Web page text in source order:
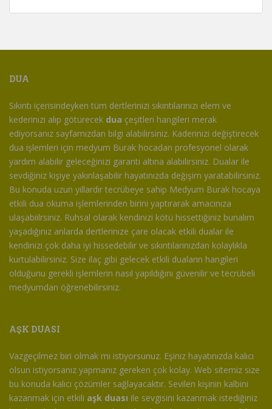
DUA
Sıkıntı içerisindeyken tüm dertlerinizi sıkıntılarınızı elem ve
kederinizi alıp götürecek dua çeşitleri hangileri merak
ediyorsanız sayfamızdan bilgi alabilirsiniz. Kaderinizi değiştirecek
dua işlemleri için medyum Burak hocadan profesyonel olarak
yardım alabilir geleceğinizi garanti altına alabilirsiniz. Dualar ile
sevdiğiniz kişiye yakınlaşabilir hayatınızda değişim yaratabilirsiniz.
Bu konuda uzun yıllardır tecrübeye sahip Medyum Burak hocaya
etkili dua okuma işlemlerinden birini yaptırarak amacınıza
ulaşabiilrsiniz. Ruhsal olarak kendinizi kötü hissettiğiniz bunalım
yaşadığınız anlarda dertlerinize çare olacak etkili dualar ile
kendinizi çok daha iyi hissedebilir ve sıkıntılarınızdan kolaylıkla
kurtulabilirsiniz. Size ilaç gibi gelecek etkili duaların hangileri
olduğunu gerekli işlemlerin nasıl yapıldığını güvenilir ve tecrübeli
medyumdan öğrenebilirsiniz.
AŞK DUASI
Vazgeçilmez biri olmak mı istiyorsunuz. Eşiniz hayatınızda kalıcı
olsun istiyorsanız yapmanız gereken çok kolay. Web sitemiz size
bu konuda kalıcı çözümler sağlayacaktır. Sevilen kişinin kalbini
kazanmak için etkili aşk duası ile sevgisini kazanmak istediğiniz